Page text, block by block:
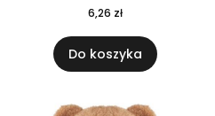
6,26 zł
Do koszyka